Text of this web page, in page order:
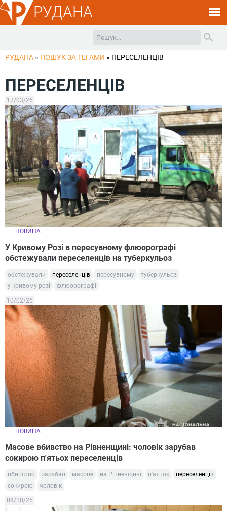
РУДАНА
РУДАНА » ПОШУК ЗА ТЕГАМИ » ПЕРЕСЕЛЕНЦІВ
ПЕРЕСЕЛЕНЦІВ
17/03/26
НОВИНА
У Кривому Розі в пересувному флюорографі
обстежували переселенців на туберкульоз
обстежували переселенців пересувному
туберкульоз
у кривому розі
флюорографі
10/02/26
НОВИНА
Масове вбивство на Рівненщині: чоловік зарубав
сокирою п'ятьох переселенців
вбивство зарубав масове на Рівненщині п'ятьох
переселенців
сокирою
чоловік
08/10/25